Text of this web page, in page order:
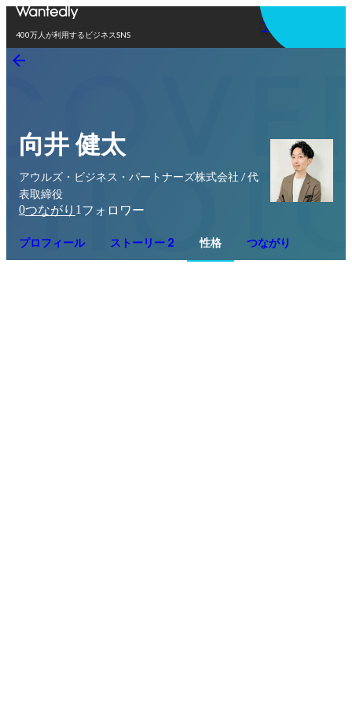
400万人が利用するビジネスSNS
アプリを使う
向井 健太
アウルズ・ビジネス・パートナーズ株式会社 / 代
表取締役
0つながり 1 フォロワー
プロフィール ストーリー 2 性格 つながり